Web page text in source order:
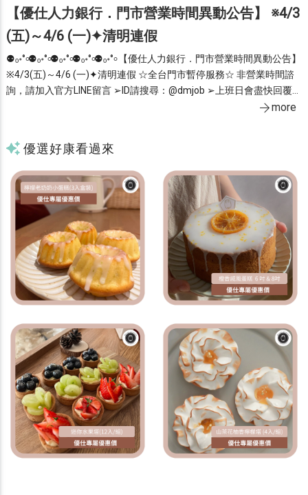
【優仕人力銀行．門市營業時間異動公告】 ※4/3
(五)～4/6 (一)✦清明連假
⚉ₒ॰°৹⚉ₒ॰°৹⚉ₒ॰°৹⚉ₒ॰°৹⚉ₒ॰°৹ 【優仕人力銀行．門市營業時間異動公告】
※4/3(五)～4/6 (一)✦清明連假 ☆全台門市暫停服務☆ 非營業時間諮
詢，請加入官方LINE留言 ➢ID請搜尋：@dmjob ➢上班日會盡快回覆
唷！ ◂官網維持正常營運▸ ╾ 歡迎線上投遞履歷，快速安排面試 ╼ 您的
more
優選好康看過來